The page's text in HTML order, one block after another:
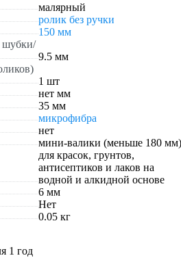
малярный
ролик без ручки
150 мм
шубки/
9.5 мм
1 шт
нет мм
35 мм
микрофибра
нет
мини-валики (меньше 180 мм)
для красок, грунтов,
антисептиков и лаков на
водной и алкидной основе
6 мм
Нет
0.05 кг
1 год